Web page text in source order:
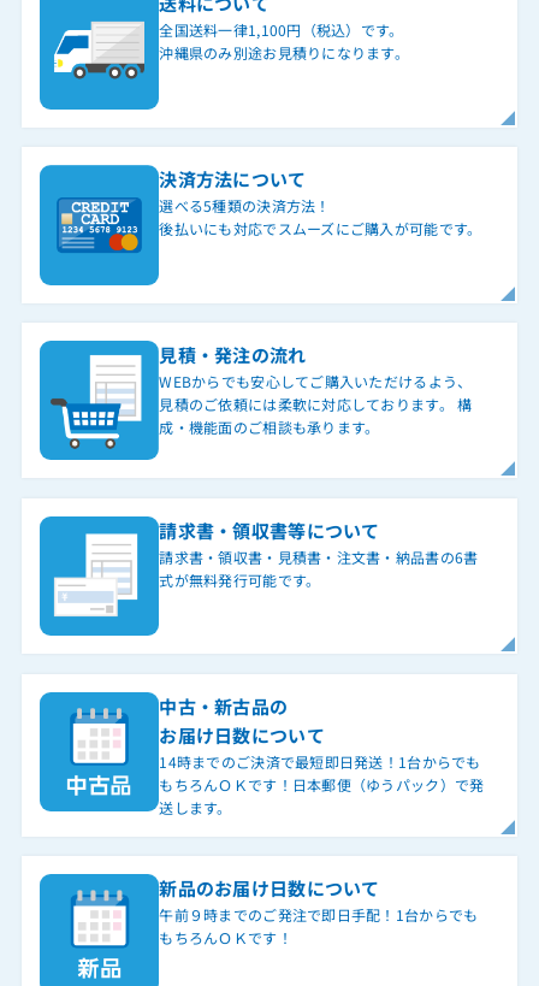
全国送料一律1,100円（税込）です。
沖縄県のみ別途お見積りになります。
決済方法について
選べる5種類の決済方法！
後払いにも対応でスムーズにご購入が可能です。
見積・発注の流れ
WEBからでも安心してご購入いただけるよう、
見積のご依頼には柔軟に対応しております。 構
成・機能面のご相談も承ります。
請求書・領収書等について
請求書・領収書・見積書・注文書・納品書の6書
式が無料発行可能です。
中古・新古品の
お届け日数について
14時までのご決済で最短即日発送！1台からでも
もちろんＯＫです！日本郵便（ゆうパック）で発
送します。
新品のお届け日数について
午前９時までのご発注で即日手配！1台からでも
もちろんＯＫです！